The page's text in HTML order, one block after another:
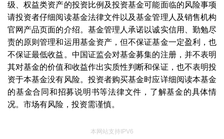
级、权益类资产的投资比例及投资基金可能面临的风险事项
请投资者仔细阅读基金法律文件以及基金管理人及销售机构
官网产品页面的介绍。基金管理人承诺以诚实信用、勤勉尽
责的原则管理和运用基金资产，但不保证基金一定盈利，也
不保证最低收益。中国证监会对基金募集的注册，并不表明
其对基金的价值和收益作出实质性判断和保证，也不表明投
资于本基金没有风险。投资者购买基金时应详细阅读本基金
的基金合同和招募说明书等法律文件，了解基金的具体情
况。市场有风险，投资需谨慎。
本网站支持IPV6